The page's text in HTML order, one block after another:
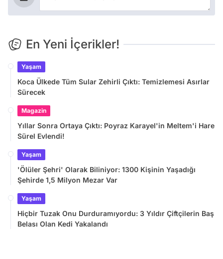
En Yeni İçerikler!
Yaşam
Koca Ülkede Tüm Sular Zehirli Çıktı: Temizlemesi Asırlar
Sürecek
Magazin
Yıllar Sonra Ortaya Çıktı: Poyraz Karayel'in Meltem'i Hare
Sürel Evlendi!
Yaşam
'Ölüler Şehri' Olarak Biliniyor: 1300 Kişinin Yaşadığı
Şehirde 1,5 Milyon Mezar Var
Yaşam
Hiçbir Tuzak Onu Durduramıyordu: 3 Yıldır Çiftçilerin Baş
Belası Olan Kedi Yakalandı